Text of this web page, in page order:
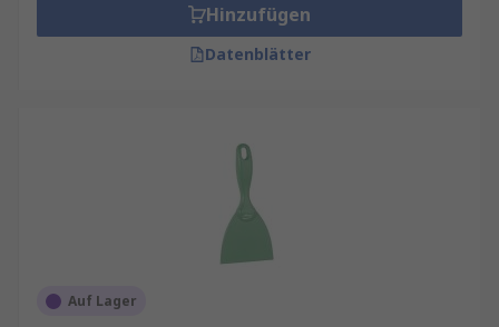
Hinzufügen
Datenblätter
Auf Lager